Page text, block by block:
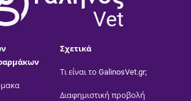
Vet
Σχετικά
Τι είναι το GalinosVet.gr;
Διαφημιστική προβολή